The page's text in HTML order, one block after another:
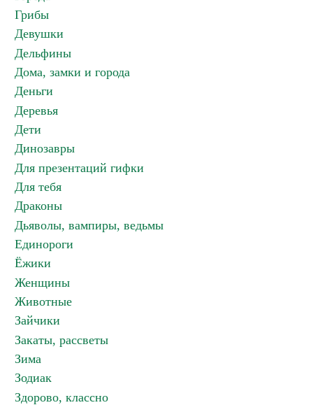
Грибы
Девушки
Дельфины
Дома, замки и города
Деньги
Деревья
Дети
Динозавры
Для презентаций гифки
Для тебя
Драконы
Дьяволы, вампиры, ведьмы
Единороги
Ёжики
Женщины
Животные
Зайчики
Закаты, рассветы
Зима
Зодиак
Здорово, классно